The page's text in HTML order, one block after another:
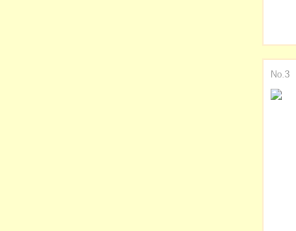
No.3